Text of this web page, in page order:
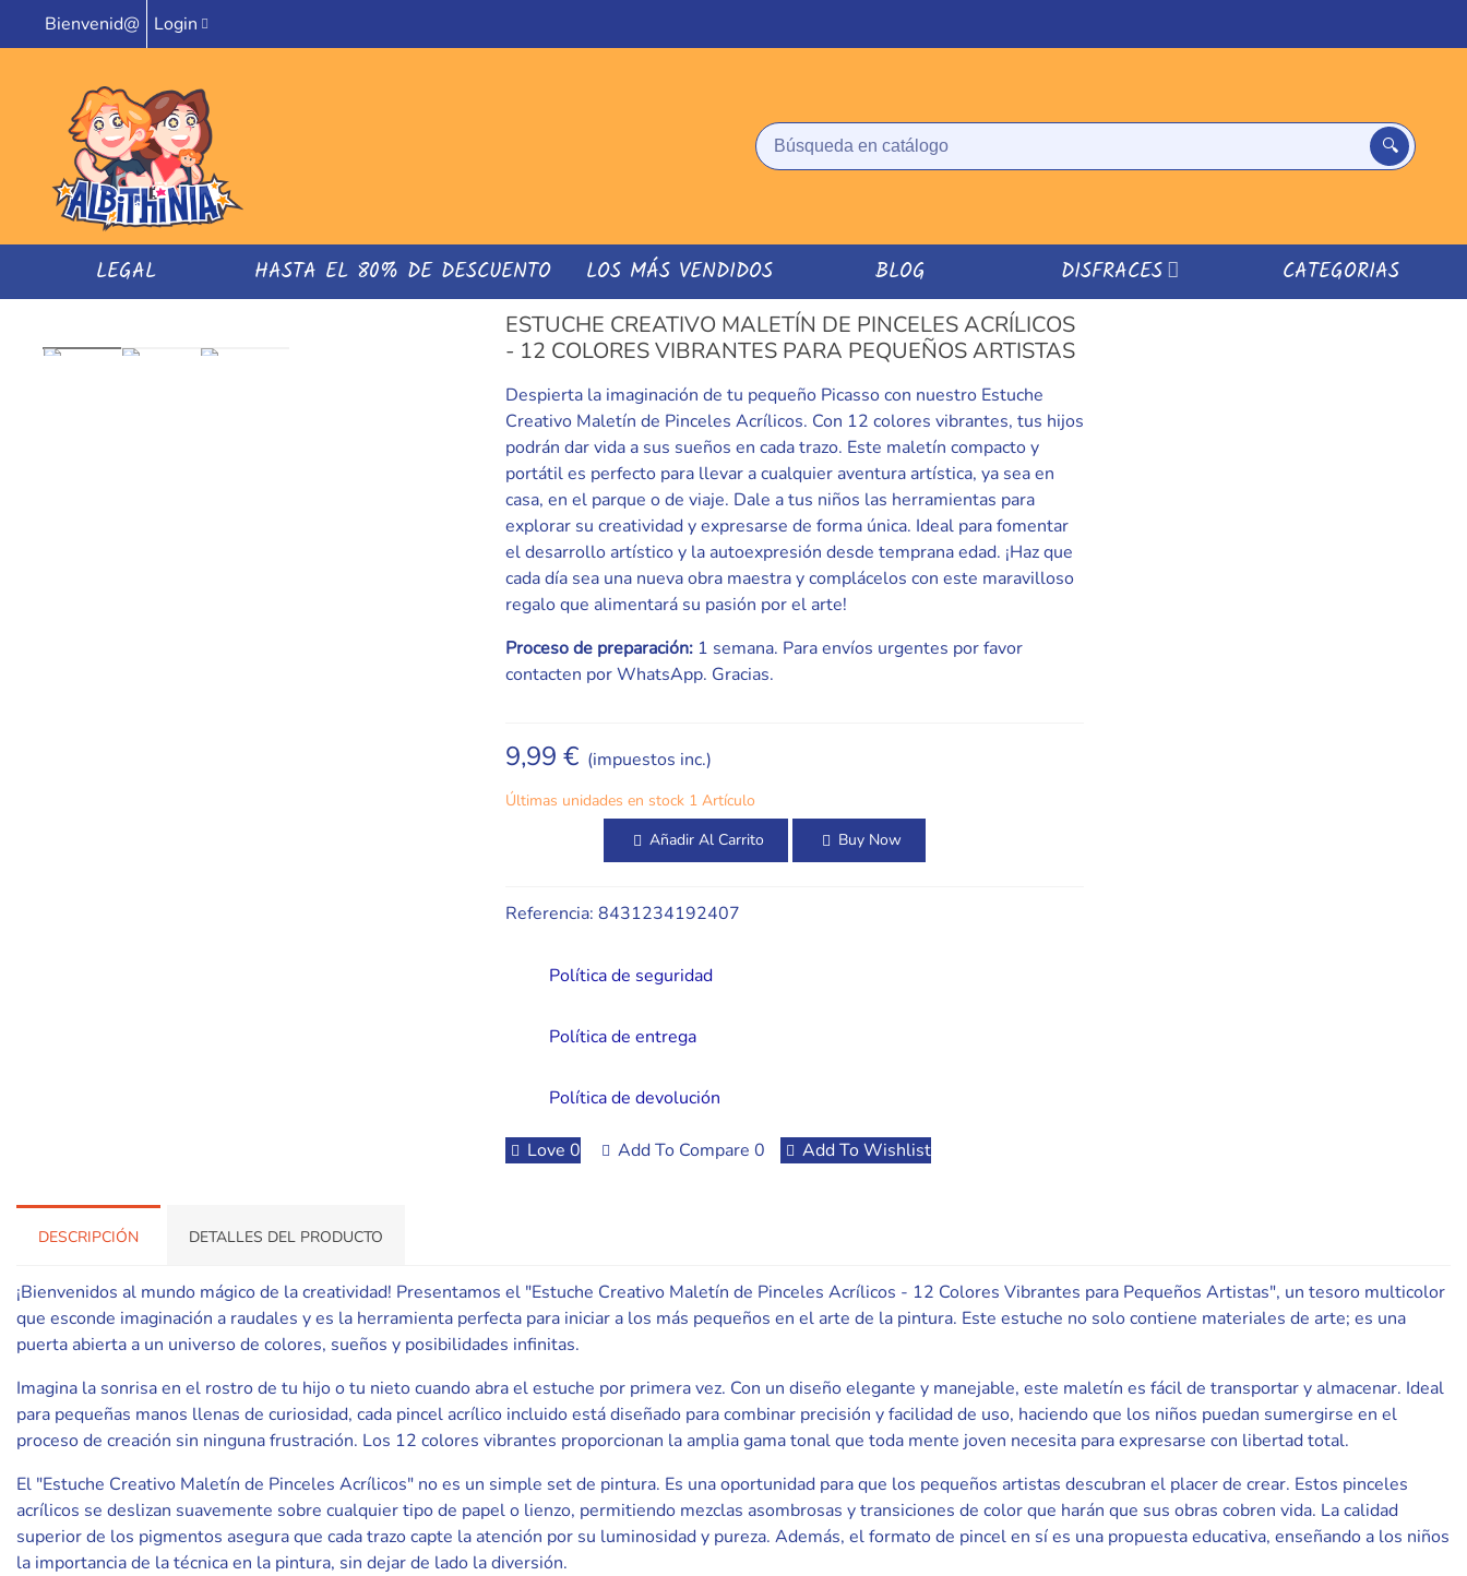
Bienvenid@ Login
LEGAL HASTA EL 80% DE DESCUENTO LOS MÁS VENDIDOS BLOG DISFRACES CATEGORIAS
ESTUCHE CREATIVO MALETÍN DE PINCELES ACRÍLICOS
- 12 COLORES VIBRANTES PARA PEQUEÑOS ARTISTAS
Despierta la imaginación de tu pequeño Picasso con nuestro Estuche
Creativo Maletín de Pinceles Acrílicos. Con 12 colores vibrantes, tus hijos
podrán dar vida a sus sueños en cada trazo. Este maletín compacto y
portátil es perfecto para llevar a cualquier aventura artística, ya sea en
casa, en el parque o de viaje. Dale a tus niños las herramientas para
explorar su creatividad y expresarse de forma única. Ideal para fomentar
el desarrollo artístico y la autoexpresión desde temprana edad. ¡Haz que
cada día sea una nueva obra maestra y complácelos con este maravilloso
regalo que alimentará su pasión por el arte!
Proceso de preparación:1 semana. Para envíos urgentes por favor
contacten por WhatsApp. Gracias.
9,99 € (impuestos inc.)
Últimas unidades en stock 1 Artículo
Añadir Al Carrito
Buy Now
Referencia: 8431234192407
Política de seguridad
Política de entrega
Política de devolución
Love 0 Add To Compare 0 Add To Wishlist
DESCRIPCIÓN DETALLES DEL PRODUCTO
¡Bienvenidos al mundo mágico de la creatividad! Presentamos el "Estuche Creativo Maletín de Pinceles Acrílicos - 12 Colores Vibrantes para Pequeños Artistas", un tesoro multicolor
que esconde imaginación a raudales y es la herramienta perfecta para iniciar a los más pequeños en el arte de la pintura. Este estuche no solo contiene materiales de arte; es una
puerta abierta a un universo de colores, sueños y posibilidades infinitas.
Imagina la sonrisa en el rostro de tu hijo o tu nieto cuando abra el estuche por primera vez. Con un diseño elegante y manejable, este maletín es fácil de transportar y almacenar. Ideal
para pequeñas manos llenas de curiosidad, cada pincel acrílico incluido está diseñado para combinar precisión y facilidad de uso, haciendo que los niños puedan sumergirse en el
proceso de creación sin ninguna frustración. Los 12 colores vibrantes proporcionan la amplia gama tonal que toda mente joven necesita para expresarse con libertad total.
El "Estuche Creativo Maletín de Pinceles Acrílicos" no es un simple set de pintura. Es una oportunidad para que los pequeños artistas descubran el placer de crear. Estos pinceles
acrílicos se deslizan suavemente sobre cualquier tipo de papel o lienzo, permitiendo mezclas asombrosas y transiciones de color que harán que sus obras cobren vida. La calidad
superior de los pigmentos asegura que cada trazo capte la atención por su luminosidad y pureza. Además, el formato de pincel en sí es una propuesta educativa, enseñando a los niños
la importancia de la técnica en la pintura, sin dejar de lado la diversión.